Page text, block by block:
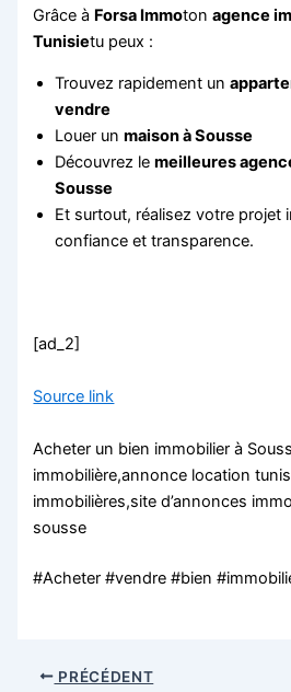
Grâce à Forsa Immotonagence
Tunisietu peux :
Trouvez rapidement un
vendre
Louer unmaison à Sousse
Découvrez lemeilleures
Sousse
Et surtout, réalisez votre projet
confiance et transparence.
[ad_2]
Source link
Acheter un bien immobilier à
immobilière,annonce location
immobilières,site d’annonces
sousse
#Acheter #vendre #bien
PRÉCÉDENT